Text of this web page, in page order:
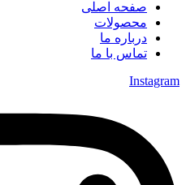
صفحه اصلی
محصولات
درباره ما
تماس با ما
Instagram